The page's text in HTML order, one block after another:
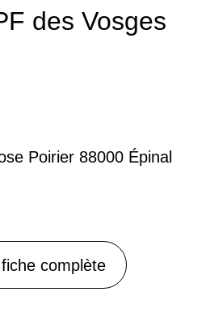
des Vosges
Poirier 88000 Épinal
complète